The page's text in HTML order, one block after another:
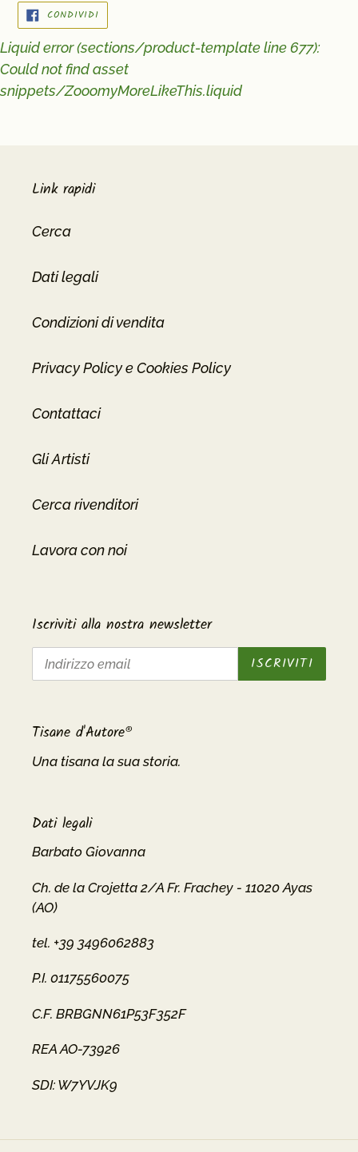
CONDIVIDICONDIVIDI
FACEBOOK
Liquid error (sections/product-template line 677):
Could not find asset
snippets/ZooomyMoreLikeThis.liquid
Link rapidi
Cerca
Dati legali
Condizioni di vendita
Privacy Policy e Cookies Policy
Contattaci
Gli Artisti
Cerca rivenditori
Lavora con noi
Iscriviti alla nostra newsletter
ISCRIVITI
Tisane d'Autore®
Una tisana la sua storia.
Dati legali
Barbato Giovanna
Ch. de la Crojetta 2/A Fr. Frachey - 11020 Ayas
(AO)
tel. +39 3496062883
P.I. 01175560075
C.F. BRBGNN61P53F352F
REA AO-73926
SDI: W7YVJK9